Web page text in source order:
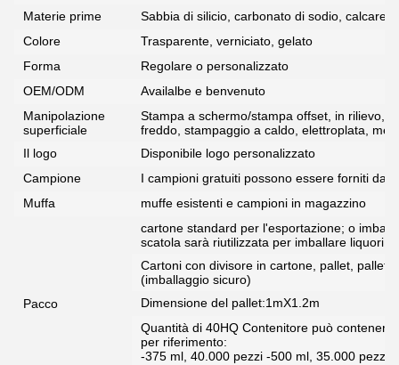
Materie prime
Sabbia di silicio, carbonato di sodio, calcare,
Colore
Trasparente, verniciato, gelato
Forma
Regolare o personalizzato
OEM/ODM
Availalbe e benvenuto
Manipolazione
superficiale
Stampa a schermo/stampa offset, in rilievo,
freddo, stampaggio a caldo, elettroplata,
Il logo
Disponibile logo personalizzato
Campione
I campioni gratuiti possono essere forniti da
Muffa
muffe esistenti e campioni in magazzino
Pacco
cartone standard per l'esportazione; o
scatola sarà riutilizzata per imballare liquori
Cartoni con divisore in cartone, pallet,
(imballaggio sicuro)
Dimensione del pallet:1mX1.2m
Quantità di 40HQ Contenitore può
per riferimento:
-375 ml, 40.000 pezzi -500 ml, 35.000 pezzi